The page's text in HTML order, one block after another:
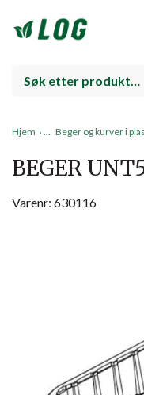
Hjem › Beger og kurver i
BEGER
Varenr: 630116